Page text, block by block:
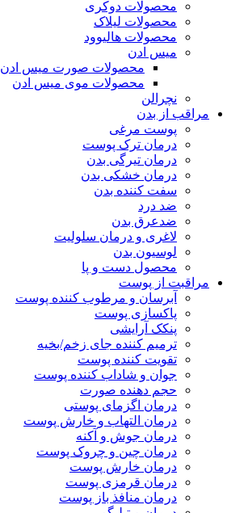
محصولات دوکری
محصولات لیلاک
محصولات هالیوود
میس ادن
محصولات صورت میس ادن
محصولات موی میس ادن
نچرالن
مراقب از بدن
پوست مرغی
درمان ترک پوست
درمان تیرگی بدن
درمان خشکی بدن
سفت کننده بدن
ضد درد
ضدعرق بدن
لاغری و درمان سلولیت
لوسیون بدن
محصول دست و پا
مراقبت از پوست
آبرسان و مرطوب کننده پوست
پاکسازی پوست
پنکک آرایشی
ترمیم کننده جای زخم/بخیه
تقویت کننده پوست
جوان و شاداب کننده پوست
حجم دهنده صورت
درمان اگزمای پوستی
درمان التهاب و خارش پوست
درمان جوش و آکنه
درمان چین و چروک پوست
درمان خارش پوست
درمان قرمزی پوست
درمان منافذ باز پوست